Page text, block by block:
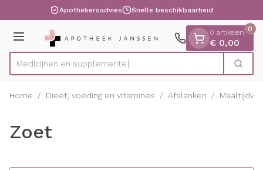
Ga naar de inhoudApothekersadvies Snelle beschikbaarheid
Menu
Product, merk, categorie...
Medi Zoek
0 artikelen
€ 0,00
0
Home / Dieet, voeding en vitamines / Afslanken /
Zoet